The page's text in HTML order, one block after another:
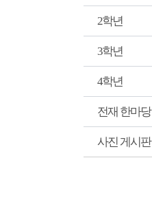
2학년
3학년
4학년
전재 한마당
사진 게시판